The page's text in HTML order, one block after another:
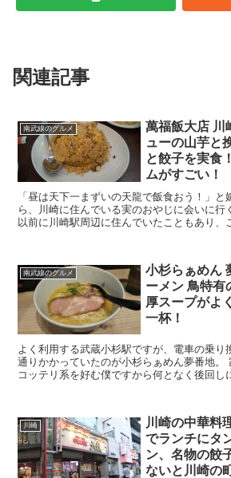
関連記事
南武線のグルメ
萬福飯大店 川
ューの山芋と
と餃子を実食
ムがすごい！
「昼は天下一まずいの天龍で飯食おう！」
ら、川崎に住んでいる実のおやじに会いに行
以前に川崎駅周辺に住んでいたこともあり、
南武線のグルメ
小杉らぁめん
ーメン 鳥特有
厚スープがよ
一杯！
よく利用する武蔵小杉駅ですが、電車の乗り
通りかかっていたのが小杉らぁめん夢番地。
コッテリ系を好む僕ですから何となく後回し
川崎
川崎の中華料
でランチにタ
ン、名物の餃
ないと川崎の